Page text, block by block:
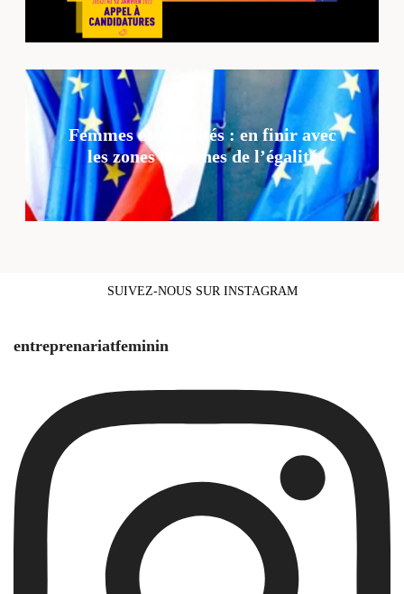
Femmes et ruralités : en finir avec
les zones blanches de l’égalité
SUIVEZ-NOUS SUR INSTAGRAM
entreprenariatfeminin